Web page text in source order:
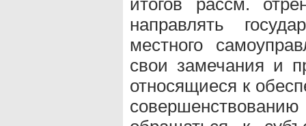
направлять
местного
свои замечания и
относящиеся к